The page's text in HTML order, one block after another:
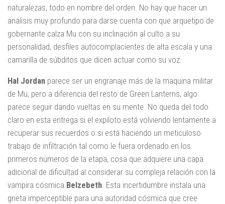
naturalezas, todo en nombre del orden. No hay que hacer un
análisis muy profundo para darse cuenta con que arquetipo de
gobernante calza Mu con su inclinación al culto a su
personalidad, desfiles autocomplacientes de alta escala y una
camarilla de súbditos que dicen actuar como su voz.
Hal Jordan parece ser un engranaje más de la maquina militar
de Mu, pero a diferencia del resto de Green Lanterns, algo
parece seguir dando vueltas en su mente. No queda del todo
claro en esta entrega si el expiloto está volviendo lentamente a
recuperar sus recuerdos o si está haciendo un meticuloso
trabajo de infiltración tal como le fuera ordenado en los
primeros números de la etapa, cosa que adquiere una capa
adicional de dificultad al considerar su compleja relación con la
vampira cósmica Belzebeth. Esta incertidumbre instala una
grieta imperceptible para una autoridad cósmica que cree